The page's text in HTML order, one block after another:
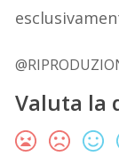
Valuta la